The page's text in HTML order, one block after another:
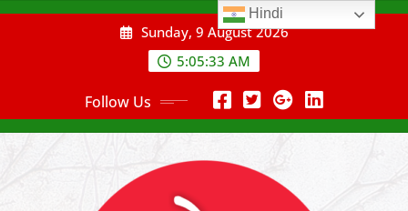
Skip
Sunday, 9 August 2026
5:05:34 AM
Follow Us
Hindi